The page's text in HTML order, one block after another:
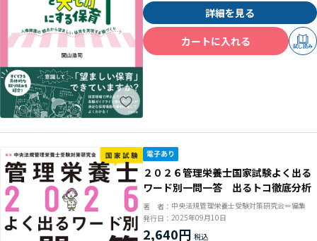
詳細を見る
カートに入れる
試し読み
２０２６管理栄養士国家試験よく出る
ワード別一問一答 出るトコ徹底分析
著 者： 中央法規管理栄養士受験対策研究会＝編集
発行日： 2025年09月10日
2,640円